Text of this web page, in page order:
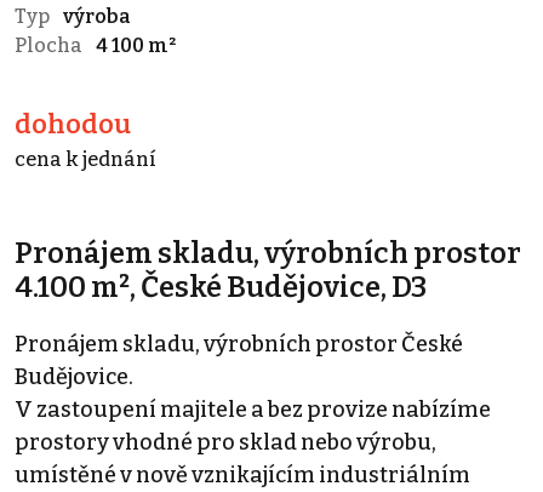
Typ výroba
Plocha
4 100 m²
dohodou
cena k jednání
Pronájem skladu, výrobních prostor
4.100 m², České Budějovice, D3
Pronájem skladu, výrobních prostor České
Budějovice.
V zastoupení majitele a bez provize nabízíme
prostory vhodné pro sklad nebo výrobu,
umístěné v nově vznikajícím industriálním